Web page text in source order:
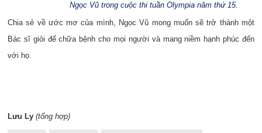
Ngọc Vũ trong cuộc thi tuần Olympia năm thứ 15.
Chia sẻ về ước mơ của mình, Ngọc Vũ mong muốn sẽ trở thành một
Bác sĩ giỏi để chữa bệnh cho mọi người và mang niềm hạnh phúc đến
với họ.
Lưu Ly (tổng hợp)